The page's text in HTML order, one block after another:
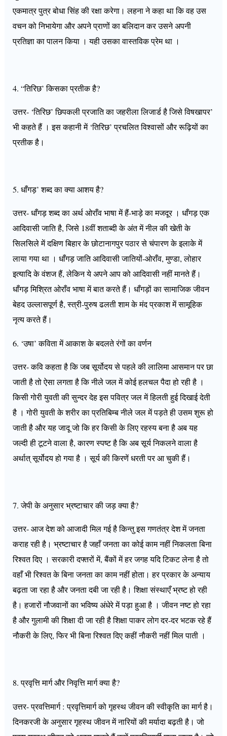
एकमात्र पुत्र बोधा सिंह की रक्षा करेगा। लहना ने कहा था कि वह उस
वचन को निभायेगा और अपने प्राणों का बलिदान कर उसने अपनी
प्रतिज्ञा का पालन किया । यही उसका वास्तविक प्रेम था ।
4. “तिरिछ’ किसका प्रतीक है?
उत्तर- ‘तिरिछ’ छिपकली प्रजाति का जहरीला लिजार्ड है जिसे विषखापर’
भी कहते हैं । इस कहानी में ‘तिरिछ’ प्रचलित विश्वासों और रूढ़ियों का
प्रतीक है।
5. धाँगड़’ शब्द का क्या आशय है?
उत्तर- धाँगड़ शब्द का अर्थ ओराँव भाषा में हैं-भाड़े का मजदूर । धाँगड़ एक
आदिवासी जाति है, जिसे 18वीं शताब्दी के अंत में नील की खेती के
सिलसिले में दक्षिण बिहार के छोटानागपुर पठार से चंपारण के इलाके में
लाया गया था । धाँगड़ जाति आदिवासी जातियों-ओराँव, मुण्डा, लोहार
इत्यादि के वंशज हैं, लेकिन ये अपने आप को आदिवासी नहीं मानते हैं।
धाँगड़ मिश्रित ओराँव भाषा में बात करते हैं। धाँगड़ों का सामाजिक जीवन
बेहद उल्लासपूर्ण है, स्त्री-पुरुष ढलती शाम के मंद प्रकाश में सामूहिक
नृत्य करते हैं।
6. ‘उषा’ कविता में आकाश के बदलते रंगों का वर्णन
उत्तर- कवि कहता है कि जब सूर्योदय से पहले की लालिमा आसमान पर छा
जाती है तो ऐसा लगता है कि नीले जल में कोई हलचल पैदा हो रही है ।
किसी गोरी युवती की सुन्दर देह इस पवित्र जल में हिलती हुई दिखाई देती
है । गोरी युवती के शरीर का प्रतिबिम्ब नीले जल में पड़ते ही उसम शुरू हो
जाती है और यह जादू जो कि हर किसी के लिए रहस्य बना है अब यह
जल्दी ही टूटने वाला है, कारण स्पष्ट है कि अब सूर्य निकलने वाला है
अर्थात् सूर्योदय हो गया है । सूर्य की किरणें धरती पर आ चुकी हैं।
7. जेपी के अनुसार भ्रष्टाचार की जड़ क्या है?
उत्तर- आज देश को आजादी मिल गई है किन्तु इस गणतंत्र देश में जनता
कराह रही है। भ्रष्टाचार है जहाँ जनता का कोई काम नहीं निकलता बिना
रिश्वत दिए । सरकारी दफ्तरों में, बैंकों में हर जगह यदि टिकट लेना है तो
वहाँ भी रिश्वत के बिना जनता का काम नहीं होता। हर प्रकार के अन्याय
बढ़ता जा रहा है और जनता दबी जा रही है। शिक्षा संस्थाएँ भ्रष्ट हो रही
है। हजारों नौजवानों का भविष्य अंधेरे में पड़ा हुआ है । जीवन नष्ट हो रहा
है और गुलामी की शिक्षा दी जा रही है शिक्षा पाकर लोग दर-दर भटक रहे हैं
नौकरी के लिए, फिर भी बिना रिश्वत दिए कहीं नौकरी नहीं मिल पाती ।
8. प्रवृत्ति मार्ग और निवृत्ति मार्ग क्या है?
उत्तर- प्रवत्तिमार्ग : प्रवृत्तिमार्ग को गृहस्थ जीवन की स्वीकृति का मार्ग है।
दिनकरजी के अनुसार गृहस्थ जीवन में नारियों की मर्यादा बढ़ती है। जो